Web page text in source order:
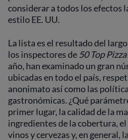
considerar a todos los efectos
estilo EE. UU.
La lista es el resultado del
los inspectores de50 Top Pizza
año, han examinado un gran
ubicadas en todo el país,
anonimato así como las
gastronómicas. ¿Qué
primer lugar, la calidad de la
ingredientes de la cobertura,
vinos y cervezas y, en general,